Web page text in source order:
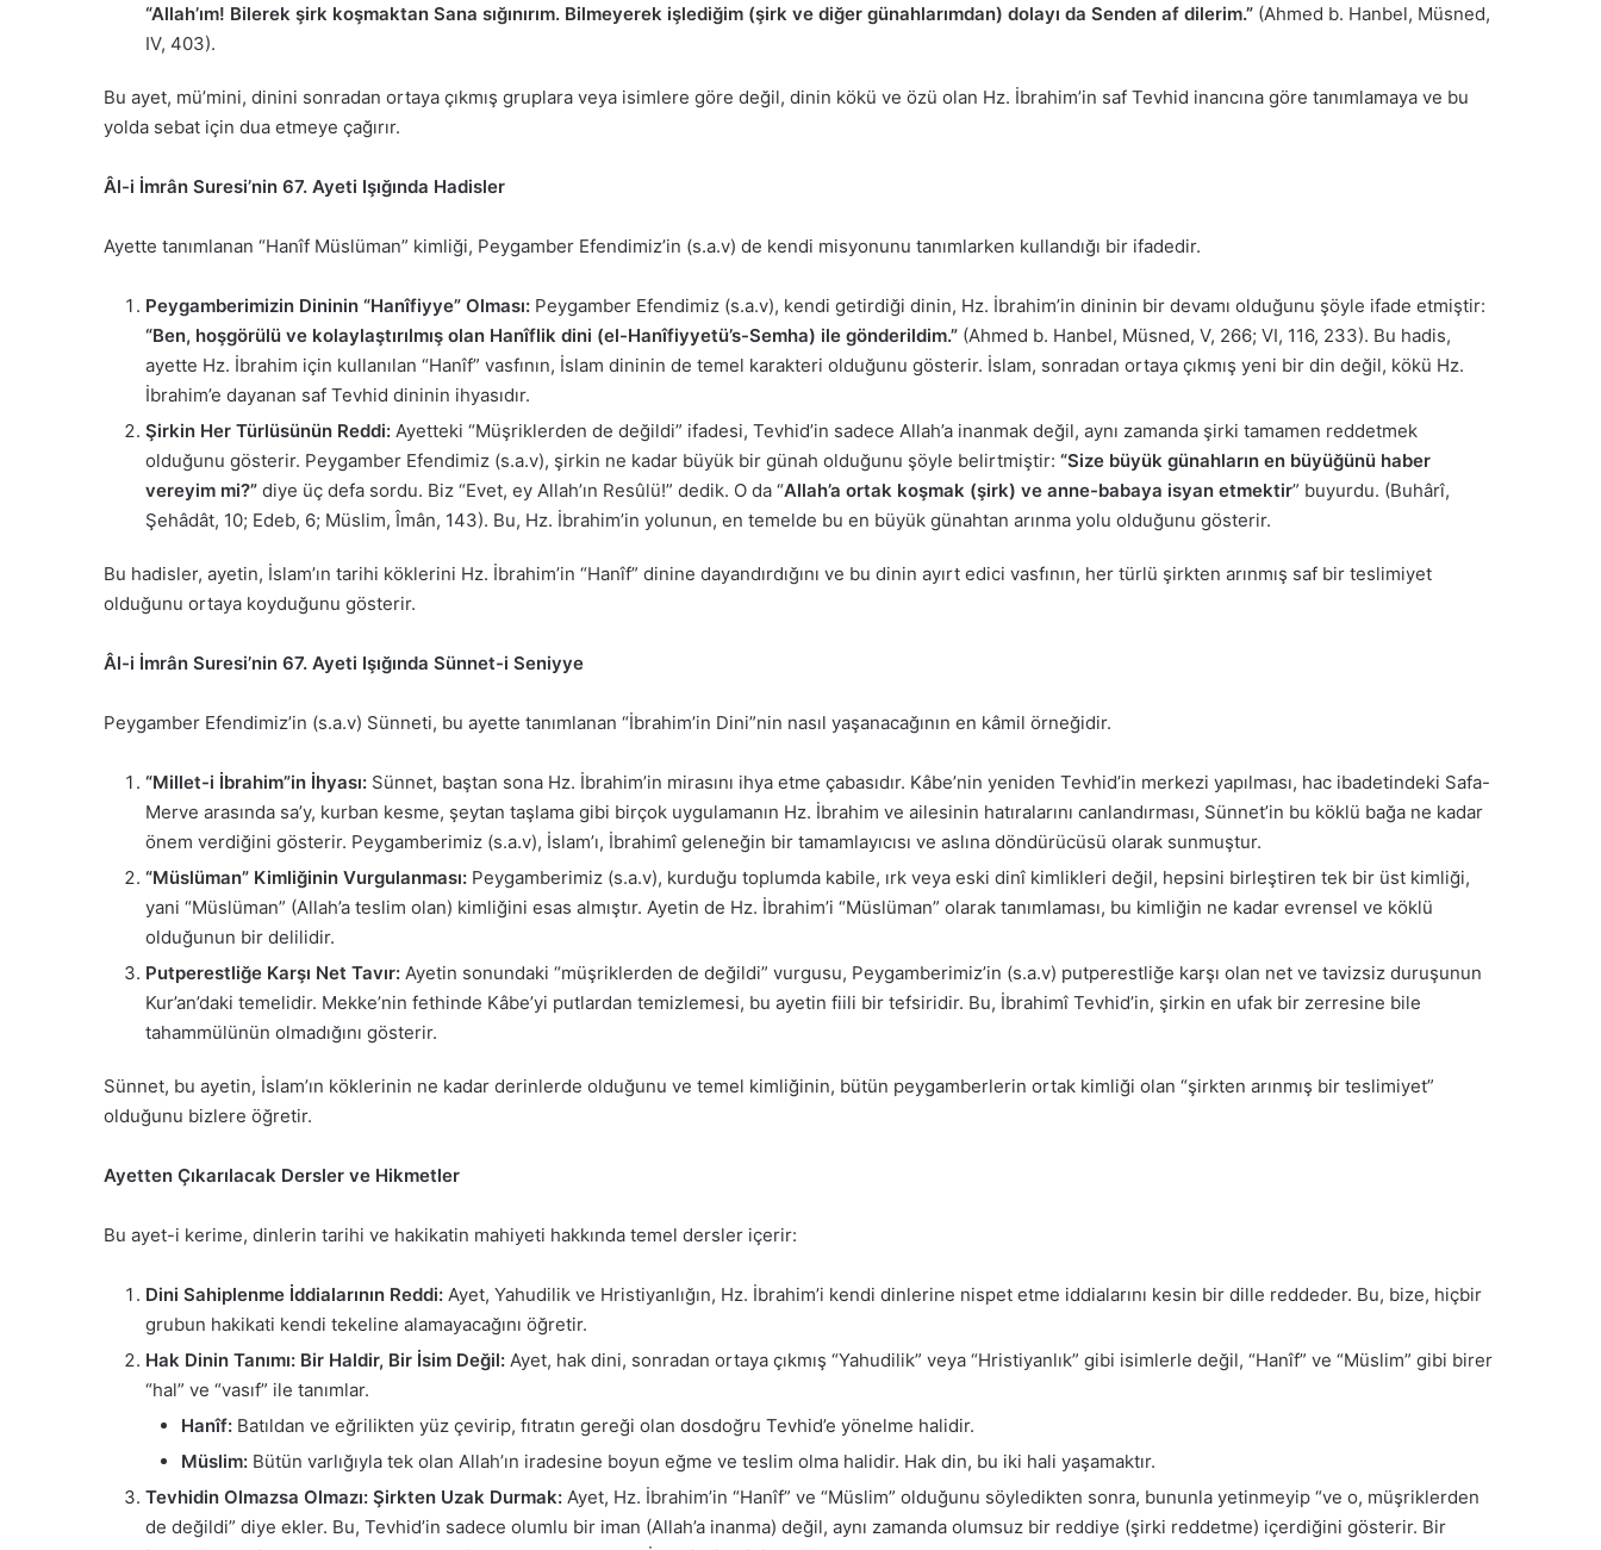
“Allah’ım! Bilerek şirk koşmaktan Sana sığınırım. Bilmeyerek işlediğim (şirk ve diğer günahlarımdan) dolayı da Senden af dilerim.” (Ahmed b. Hanbel, Müsned,
IV, 403).
Bu ayet, mü’mini, dinini sonradan ortaya çıkmış gruplara veya isimlere göre değil, dinin kökü ve özü olan Hz. İbrahim’in saf Tevhid inancına göre tanımlamaya ve bu
yolda sebat için dua etmeye çağırır.
Âl-i İmrân Suresi’nin 67. Ayeti Işığında Hadisler
Ayette tanımlanan “Hanîf Müslüman” kimliği, Peygamber Efendimiz’in (s.a.v) de kendi misyonunu tanımlarken kullandığı bir ifadedir.
Peygamberimizin Dininin “Hanîfiyye” Olması: Peygamber Efendimiz (s.a.v), kendi getirdiği dinin, Hz. İbrahim’in dininin bir devamı olduğunu şöyle ifade etmiştir:
“Ben, hoşgörülü ve kolaylaştırılmış olan Hanîflik dini (el-Hanîfiyyetü’s-Semha) ile gönderildim.” (Ahmed b. Hanbel, Müsned, V, 266; VI, 116, 233). Bu hadis,
ayette Hz. İbrahim için kullanılan “Hanîf” vasfının, İslam dininin de temel karakteri olduğunu gösterir. İslam, sonradan ortaya çıkmış yeni bir din değil, kökü Hz.
İbrahim’e dayanan saf Tevhid dininin ihyasıdır.
Şirkin Her Türlüsünün Reddi: Ayetteki “Müşriklerden de değildi” ifadesi, Tevhid’in sadece Allah’a inanmak değil, aynı zamanda şirki tamamen reddetmek
olduğunu gösterir. Peygamber Efendimiz (s.a.v), şirkin ne kadar büyük bir günah olduğunu şöyle belirtmiştir: “Size büyük günahların en büyüğünü haber
vereyim mi?” diye üç defa sordu. Biz “Evet, ey Allah’ın Resûlü!” dedik. O da “Allah’a ortak koşmak (şirk) ve anne-babaya isyan etmektir” buyurdu. (Buhârî,
Şehâdât, 10; Edeb, 6; Müslim, Îmân, 143). Bu, Hz. İbrahim’in yolunun, en temelde bu en büyük günahtan arınma yolu olduğunu gösterir.
Bu hadisler, ayetin, İslam’ın tarihi köklerini Hz. İbrahim’in “Hanîf” dinine dayandırdığını ve bu dinin ayırt edici vasfının, her türlü şirkten arınmış saf bir teslimiyet
olduğunu ortaya koyduğunu gösterir.
Âl-i İmrân Suresi’nin 67. Ayeti Işığında Sünnet-i Seniyye
Peygamber Efendimiz’in (s.a.v) Sünneti, bu ayette tanımlanan “İbrahim’in Dini”nin nasıl yaşanacağının en kâmil örneğidir.
“Millet-i İbrahim”in İhyası: Sünnet, baştan sona Hz. İbrahim’in mirasını ihya etme çabasıdır. Kâbe’nin yeniden Tevhid’in merkezi yapılması, hac ibadetindeki Safa-
Merve arasında sa’y, kurban kesme, şeytan taşlama gibi birçok uygulamanın Hz. İbrahim ve ailesinin hatıralarını canlandırması, Sünnet’in bu köklü bağa ne kadar
önem verdiğini gösterir. Peygamberimiz (s.a.v), İslam’ı, İbrahimî geleneğin bir tamamlayıcısı ve aslına döndürücüsü olarak sunmuştur.
“Müslüman” Kimliğinin Vurgulanması: Peygamberimiz (s.a.v), kurduğu toplumda kabile, ırk veya eski dinî kimlikleri değil, hepsini birleştiren tek bir üst kimliği,
yani “Müslüman” (Allah’a teslim olan) kimliğini esas almıştır. Ayetin de Hz. İbrahim’i “Müslüman” olarak tanımlaması, bu kimliğin ne kadar evrensel ve köklü
olduğunun bir delilidir.
Putperestliğe Karşı Net Tavır: Ayetin sonundaki “müşriklerden de değildi” vurgusu, Peygamberimiz’in (s.a.v) putperestliğe karşı olan net ve tavizsiz duruşunun
Kur’an’daki temelidir. Mekke’nin fethinde Kâbe’yi putlardan temizlemesi, bu ayetin fiili bir tefsiridir. Bu, İbrahimî Tevhid’in, şirkin en ufak bir zerresine bile
tahammülünün olmadığını gösterir.
Sünnet, bu ayetin, İslam’ın köklerinin ne kadar derinlerde olduğunu ve temel kimliğinin, bütün peygamberlerin ortak kimliği olan “şirkten arınmış bir teslimiyet”
olduğunu bizlere öğretir.
Ayetten Çıkarılacak Dersler ve Hikmetler
Bu ayet-i kerime, dinlerin tarihi ve hakikatin mahiyeti hakkında temel dersler içerir:
Dini Sahiplenme İddialarının Reddi: Ayet, Yahudilik ve Hristiyanlığın, Hz. İbrahim’i kendi dinlerine nispet etme iddialarını kesin bir dille reddeder. Bu, bize, hiçbir
grubun hakikati kendi tekeline alamayacağını öğretir.
Hak Dinin Tanımı: Bir Haldir, Bir İsim Değil: Ayet, hak dini, sonradan ortaya çıkmış “Yahudilik” veya “Hristiyanlık” gibi isimlerle değil, “Hanîf” ve “Müslim” gibi birer
“hal” ve “vasıf” ile tanımlar.
Hanîf: Batıldan ve eğrilikten yüz çevirip, fıtratın gereği olan dosdoğru Tevhid’e yönelme halidir.
Müslim: Bütün varlığıyla tek olan Allah’ın iradesine boyun eğme ve teslim olma halidir. Hak din, bu iki hali yaşamaktır.
Tevhidin Olmazsa Olmazı: Şirkten Uzak Durmak: Ayet, Hz. İbrahim’in “Hanîf” ve “Müslim” olduğunu söyledikten sonra, bununla yetinmeyip “ve o, müşriklerden
de değildi” diye ekler. Bu, Tevhid’in sadece olumlu bir iman (Allah’a inanma) değil, aynı zamanda olumsuz bir reddiye (şirki reddetme) içerdiğini gösterir. Bir